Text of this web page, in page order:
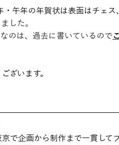
・午年の年賀状は表面はチェ
した。
のは、過去に書いているので
ざいます。
で企画から制作まで一貫して